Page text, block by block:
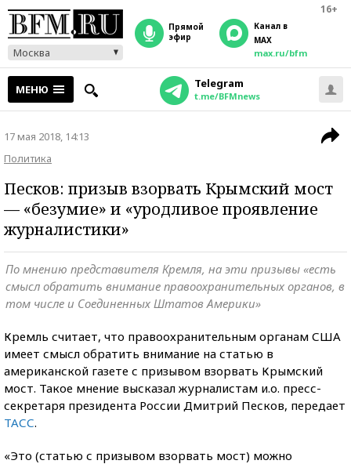
16+
Москва
прямой
эфир
Канал в
MAX
max.ru/bfm
МЕНЮ Telegram
t.me/BFMnews
17 мая 2018, 14:13
Политика
Песков: призыв взорвать Крымский мост
— «безумие» и «уродливое проявление
журналистики»
По мнению представителя Кремля, на эти призывы «есть
смысл обратить внимание правоохранительных органов, в
том числе и Соединенных Штатов Америки»
Кремль считает, что правоохранительным органам США
имеет смысл обратить внимание на статью в
американской газете с призывом взорвать Крымский
мост. Такое мнение высказал журналистам и.о. пресс-
секретаря президента России Дмитрий Песков, передает
ТАСС.
«Это (статью с призывом взорвать мост) можно